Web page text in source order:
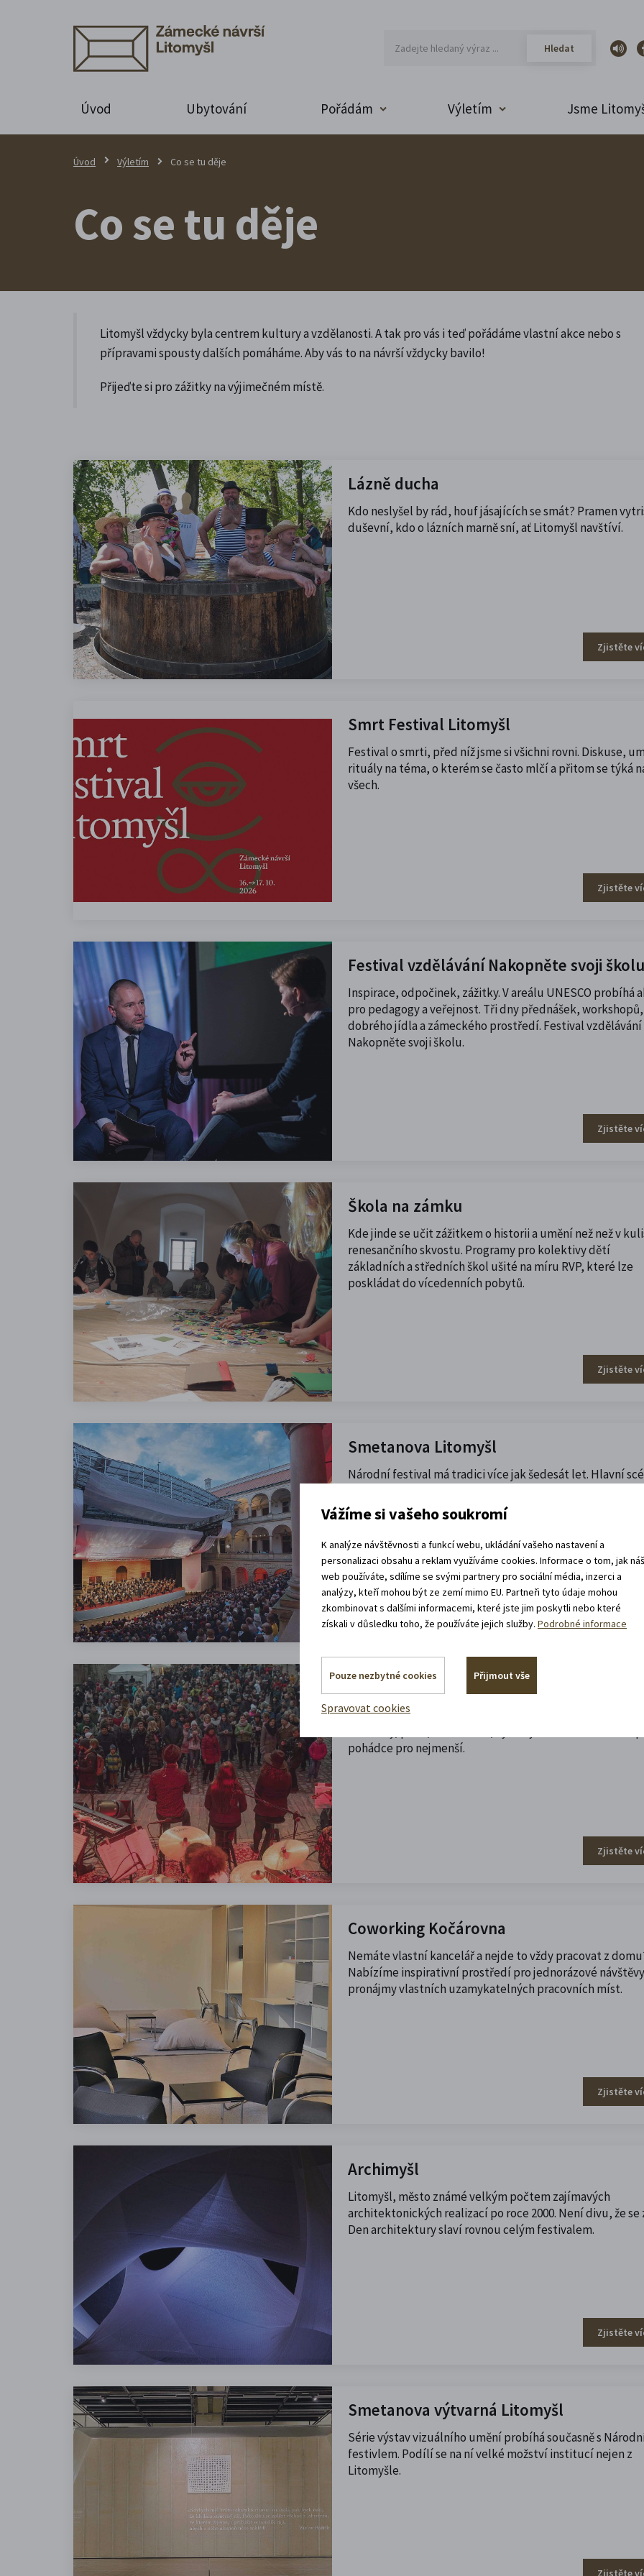
Úvod Ubytování Pořádám Výletím Jsme
Úvod Výletím Co se tu děje
Co se tu děje
Litomyšl vždycky byla centrem kultury a vzdělanosti. A tak pro vás i teď pořádáme vlastní akce nebo s
přípravami spousty dalších pomáháme. Aby vás to na návrší vždycky bavilo!
Přijeďte si pro zážitky na výjimečném místě.
Lázně ducha
Kdo neslyšel by rád, houf jásajících se smát? Pramen
duševní, kdo o lázních marně sní, ať Litomyšl navštíví.
Zjistěte
Smrt Festival Litomyšl
Festival o smrti, před níž jsme si všichni rovni. Diskuse,
rituály na téma, o kterém se často mlčí a přitom se týká
všech.
Zjistěte
Festival vzdělávání Nakopněte svoji školu
Inspirace, odpočinek, zážitky. V areálu UNESCO probíhá
pro pedagogy a veřejnost. Tři dny přednášek, workshopů,
dobrého jídla a zámeckého prostředí. Festival vzdělávání
Nakopněte svoji školu.
Zjistěte
Škola na zámku
Kde jinde se učit zážitkem o historii a umění než než v
renesančního skvostu. Programy pro kolektivy dětí
základních a středních škol ušité na míru RVP, které lze
poskládat do vícedenních pobytů.
Zjistěte
Smetanova Litomyšl
Národní festival má tradici více jak šedesát let. Hlavní
v travnatých klášterních zahradách.
Zjistěte
Adventní neděle
Každou adventní neděli je zámecké návrší místem
pohádce pro nejmenší.
Zjistěte
Coworking Kočárovna
Nemáte vlastní kancelář a nejde to vždy pracovat z
Nabízíme inspirativní prostředí pro jednorázové
pronájmy vlastních uzamykatelných pracovních míst.
Zjistěte
Archimyšl
Litomyšl, město známé velkým počtem zajímavých
architektonických realizací po roce 2000. Není divu, že se
Den architektury slaví rovnou celým festivalem.
Zjistěte
Smetanova výtvarná Litomyšl
Série výstav vizuálního umění probíhá současně s
festivlem. Podílí se na ní velké možství institucí nejen z
Litomyšle.
Zjistěte
Vážíme si vašeho soukromí
K analýze návštěvnosti a funkcí webu, ukládání vašeho nastavení a
personalizaci obsahu a reklam využíváme cookies. Informace o tom, jak náš
web používáte, sdílíme se svými partnery pro sociální média, inzerci a
analýzy, kteří mohou být ze zemí mimo EU. Partneři tyto údaje mohou
zkombinovat s dalšími informacemi, které jste jim poskytli nebo které
získali v důsledku toho, že používáte jejich služby.Podrobné informace
Pouze nezbytné cookies Přijmout vše
Spravovat cookies